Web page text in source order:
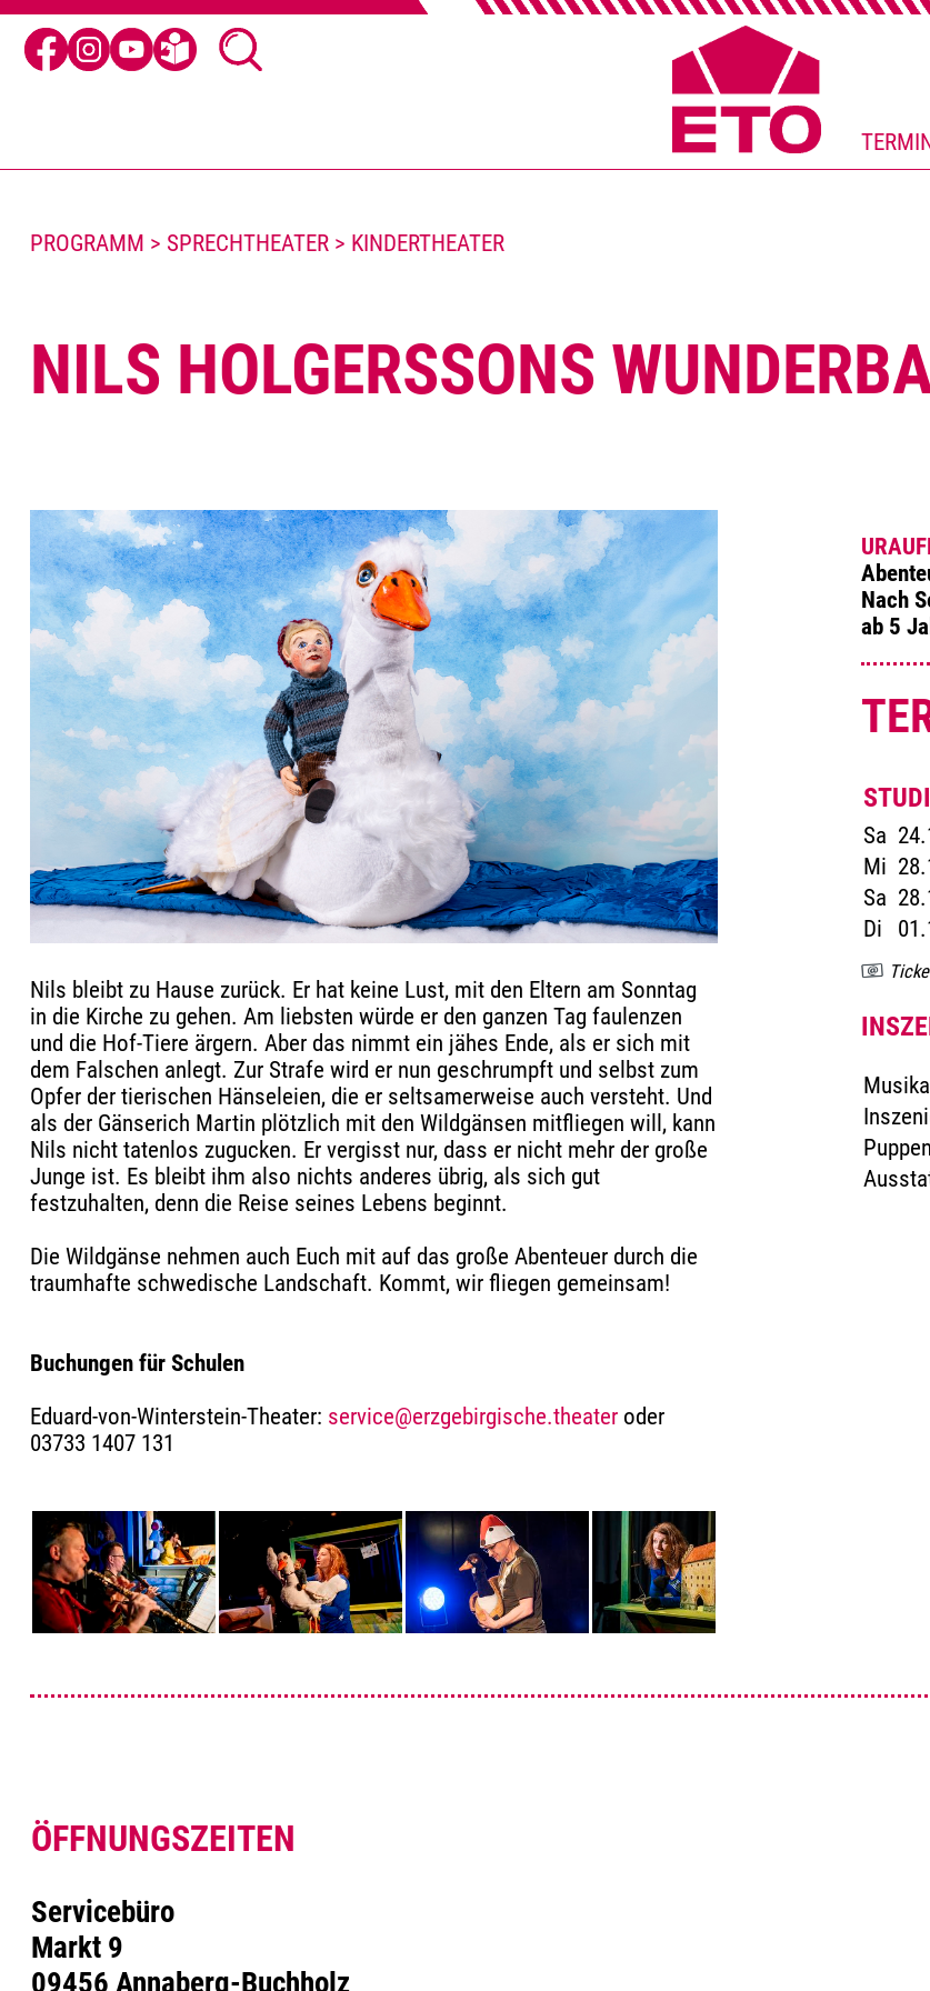
PROGRAMM > SPRECHTHEATER > KINDERTHEATER
NILS HOLGERSSONS
Nils bleibt zu Hause zurück. Er hat keine Lust, mit den Eltern am Sonntag
in die Kirche zu gehen. Am liebsten würde er den ganzen Tag faulenzen
und die Hof-Tiere ärgern. Aber das nimmt ein jähes Ende, als er sich mit
dem Falschen anlegt. Zur Strafe wird er nun geschrumpft und selbst zum
Opfer der tierischen Hänseleien, die er seltsamerweise auch versteht. Und
als der Gänserich Martin plötzlich mit den Wildgänsen mitfliegen will, kann
Nils nicht tatenlos zugucken. Er vergisst nur, dass er nicht mehr der große
Junge ist. Es bleibt ihm also nichts anderes übrig, als sich gut
festzuhalten, denn die Reise seines Lebens beginnt.
Die Wildgänse nehmen auch Euch mit auf das große Abenteuer durch die
traumhafte schwedische Landschaft. Kommt, wir fliegen gemeinsam!
Buchungen für Schulen
Eduard-von-Winterstein-Theater: service@erzgebirgische.theateroder
03733 1407 131
Nach
ab 5
Sa
Mi
Sa
Di
Puppen
ÖFFNUNGSZEITEN
Servicebüro
Markt 9
09456 Annaberg-Buchholz